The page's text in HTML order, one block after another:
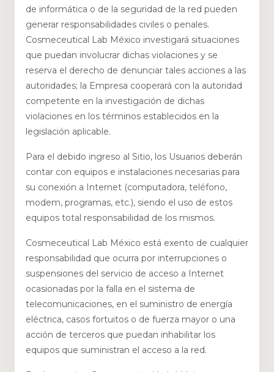
de informática o de la seguridad de la red pueden
generar responsabilidades civiles o penales.
Cosmeceutical Lab México investigará situaciones
que puedan involucrar dichas violaciones y se
reserva el derecho de denunciar tales acciones a las
autoridades; la Empresa cooperará con la autoridad
competente en la investigación de dichas
violaciones en los términos establecidos en la
legislación aplicable.
Para el debido ingreso al Sitio, los Usuarios deberán
contar con equipos e instalaciones necesarias para
su conexión a Internet (computadora, teléfono,
modem, programas, etc.), siendo el uso de estos
equipos total responsabilidad de los mismos.
Cosmeceutical Lab México está exento de cualquier
responsabilidad que ocurra por interrupciones o
suspensiones del servicio de acceso a Internet
ocasionadas por la falla en el sistema de
telecomunicaciones, en el suministro de energía
eléctrica, casos fortuitos o de fuerza mayor o una
acción de terceros que puedan inhabilitar los
equipos que suministran el acceso a la red.